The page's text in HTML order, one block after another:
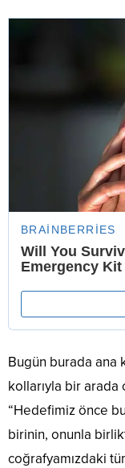
Bugün burada ana
kollarıyla bir
“Hedefimiz önce
birinin, onunla
coğrafyamızdaki